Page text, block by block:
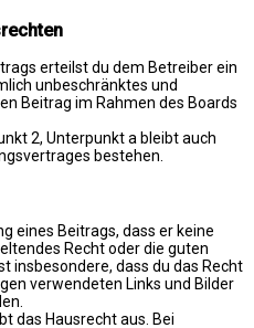
erteilst du dem Betreiber ein
unbeschränktes und
Beitrag im Rahmen des Boards
2, Unterpunkt a bleibt auch
bestehen.
eines Beitrags, dass er keine
Recht oder die guten
insbesondere, dass du das Recht
verwendeten Links und Bilder
das Hausrecht aus. Bei